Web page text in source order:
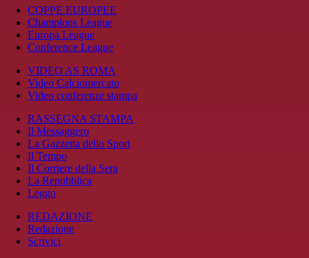
COPPE EUROPEE
Champions League
Europa League
Conference League
VIDEO AS ROMA
Video Calciomercato
Video conferenze stampa
RASSEGNA STAMPA
Il Messaggero
La Gazzetta dello Sport
Il Tempo
Il Corriere della Sera
La Repubblica
Leggo
REDAZIONE
Redazione
Scrivici